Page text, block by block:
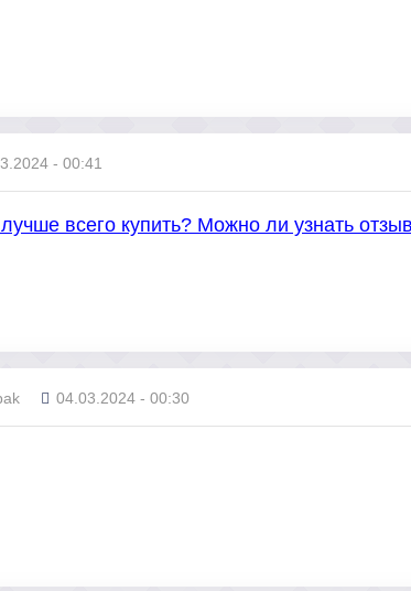
- 00:41
всего купить? Можно ли узнать
04.03.2024 - 00:30